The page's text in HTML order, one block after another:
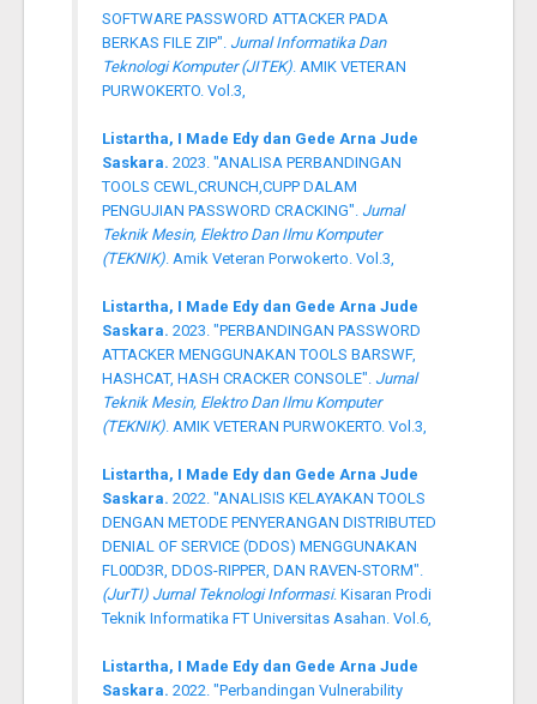
SOFTWARE PASSWORD ATTACKER PADA
BERKAS FILE ZIP". Jurnal Informatika Dan
Teknologi Komputer (JITEK). AMIK VETERAN
PURWOKERTO. Vol.3,
Listartha, I Made Edy dan Gede Arna Jude
Saskara. 2023. "ANALISA PERBANDINGAN
TOOLS CEWL,CRUNCH,CUPP DALAM
PENGUJIAN PASSWORD CRACKING". Jurnal
Teknik Mesin, Elektro Dan Ilmu Komputer
(TEKNIK). Amik Veteran Porwokerto. Vol.3,
Listartha, I Made Edy dan Gede Arna Jude
Saskara. 2023. "PERBANDINGAN PASSWORD
ATTACKER MENGGUNAKAN TOOLS BARSWF,
HASHCAT, HASH CRACKER CONSOLE". Jurnal
Teknik Mesin, Elektro Dan Ilmu Komputer
(TEKNIK). AMIK VETERAN PURWOKERTO. Vol.3,
Listartha, I Made Edy dan Gede Arna Jude
Saskara. 2022. "ANALISIS KELAYAKAN TOOLS
DENGAN METODE PENYERANGAN DISTRIBUTED
DENIAL OF SERVICE (DDOS) MENGGUNAKAN
FL00D3R, DDOS-RIPPER, DAN RAVEN-STORM".
(JurTI) Jurnal Teknologi Informasi. Kisaran Prodi
Teknik Informatika FT Universitas Asahan. Vol.6,
Listartha, I Made Edy dan Gede Arna Jude
Saskara. 2022. "Perbandingan Vulnerability